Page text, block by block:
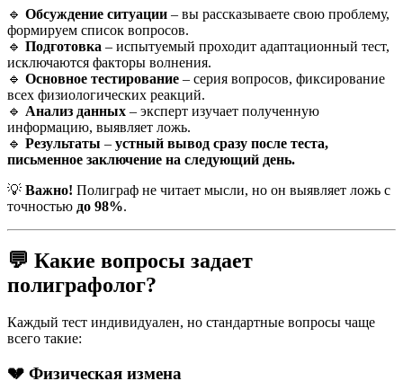
🔹 Обсуждение ситуации – вы рассказываете свою проблему,
формируем список вопросов.
🔹 Подготовка – испытуемый проходит адаптационный тест,
исключаются факторы волнения.
🔹 Основное тестирование – серия вопросов, фиксирование
всех физиологических реакций.
🔹 Анализ данных – эксперт изучает полученную
информацию, выявляет ложь.
🔹 Результаты – устный вывод сразу после теста,
письменное заключение на следующий день.
💡 Важно! Полиграф не читает мысли, но он выявляет ложь с
точностью до 98%.
💬 Какие вопросы задает
полиграфолог?
Каждый тест индивидуален, но стандартные вопросы чаще
всего такие:
💔 Физическая измена